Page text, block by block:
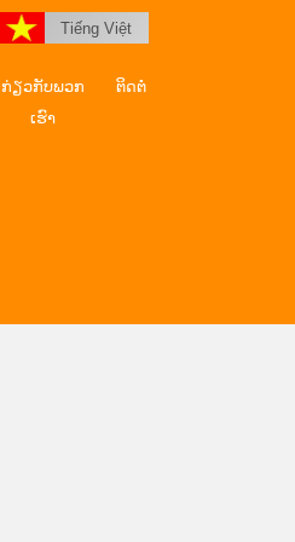
Tiếng Việt
ກ່ຽວກັບພວກ
ເຮົາ
ຕິດຕໍ່